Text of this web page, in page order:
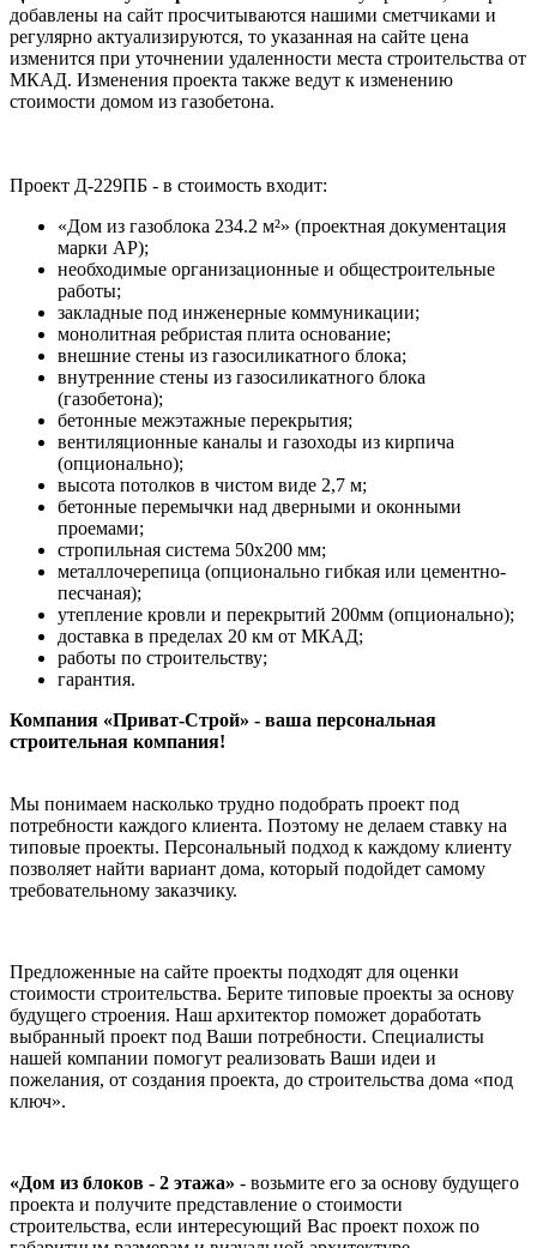
добавлены на сайт просчитываются нашими сметчиками и
регулярно актуализируются, то указанная на сайте цена
изменится при уточнении удаленности места строительства от
МКАД. Изменения проекта также ведут к изменению
стоимости домом из газобетона.
Проект Д-229ПБ - в стоимость входит:
«Дом из газоблока 234.2 м²» (проектная документация
марки АР);
необходимые организационные и общестроительные
работы;
закладные под инженерные коммуникации;
монолитная ребристая плита основание;
внешние стены из газосиликатного блока;
внутренние стены из газосиликатного блока
(газобетона);
бетонные межэтажные перекрытия;
вентиляционные каналы и газоходы из кирпича
(опционально);
высота потолков в чистом виде 2,7 м;
бетонные перемычки над дверными и оконными
проемами;
стропильная система 50х200 мм;
металлочерепица (опционально гибкая или цементно-
песчаная);
утепление кровли и перекрытий 200мм (опционально);
доставка в пределах 20 км от МКАД;
работы по строительству;
гарантия.
Компания «Приват-Строй» - ваша персональная
строительная компания!
Мы понимаем насколько трудно подобрать проект под
потребности каждого клиента. Поэтому не делаем ставку на
типовые проекты. Персональный подход к каждому клиенту
позволяет найти вариант дома, который подойдет самому
требовательному заказчику.
Предложенные на сайте проекты подходят для оценки
стоимости строительства. Берите типовые проекты за основу
будущего строения. Наш архитектор поможет доработать
выбранный проект под Ваши потребности. Специалисты
нашей компании помогут реализовать Ваши идеи и
пожелания, от создания проекта, до строительства дома «под
ключ».
«Дом из блоков - 2 этажа» - возьмите его за основу будущего
проекта и получите представление о стоимости
строительства, если интересующий Вас проект похож по